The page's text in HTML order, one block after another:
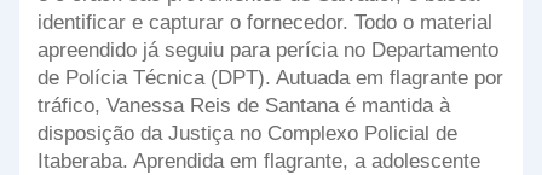
identificar e capturar o fornecedor. Todo o material
apreendido já seguiu para perícia no Departamento
de Polícia Técnica (DPT). Autuada em flagrante por
tráfico, Vanessa Reis de Santana é mantida à
disposição da Justiça no Complexo Policial de
Itaberaba. Aprendida em flagrante, a adolescente